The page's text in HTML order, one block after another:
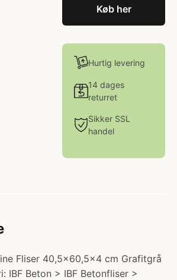
Køb her
Hurtig levering
14 dages
returret
Sikker SSL
handel
Fliser 40,5x60,5x4 cm Grafitgrå
IBF Beton > IBF Betonfliser >